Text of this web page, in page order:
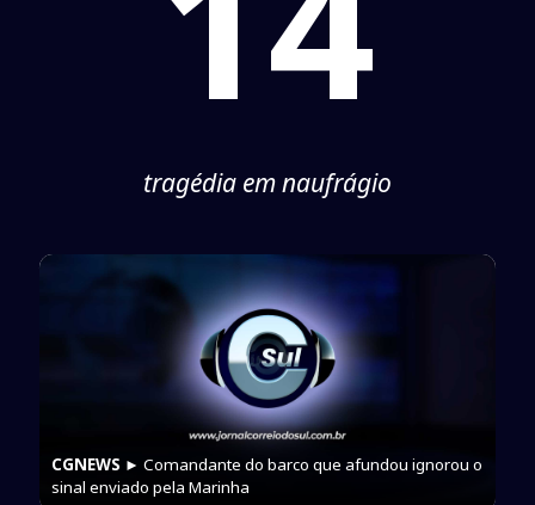
tragédia em naufrágio
CGNEWS ► Comandante do barco que afundou ignorou o
sinal enviado pela Marinha